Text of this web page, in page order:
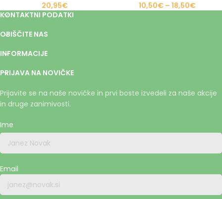
20,95€
10,50€ – 18,50€
KONTAKTNI PODATKI
OBIŠČITE NAS
INFORMACIJE
PRIJAVA NA NOVIČKE
Prijavite se na naše novičke in prvi boste izvedeli za naše akcije
in druge zanimivosti.
Ime
Email